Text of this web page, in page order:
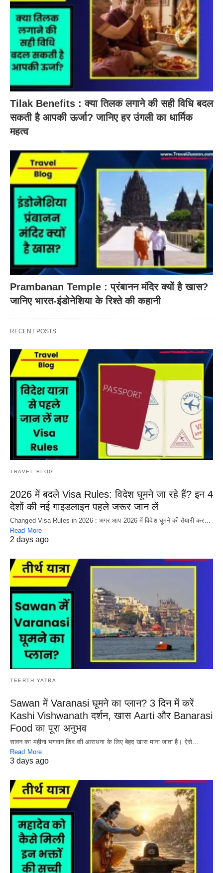
Tilak Benefits : क्या तिलक लगाने की सही विधि बदल
सकती है आपकी ऊर्जा? जानिए हर उंगली का धार्मिक
महत्व
Prambanan Temple : प्रंबानन मंदिर क्यों है खास?
जानिए भारत-इंडोनेशिया के रिश्ते की कहानी
RECENT POSTS
TRAVEL BLOG
2026 में बदले Visa Rules: विदेश घूमने जा रहे हैं? इन 4
देशों की नई गाइडलाइन पहले जरूर जान लें
Changed Visa Rules in 2026 : अगर आप 2026 में विदेश घूमने की तैयारी कर…
Read More
2 days ago
TEERTH YATRA
Sawan में Varanasi घूमने का प्लान? 3 दिन में करें
Kashi Vishwanath दर्शन, खास Aarti और Banarasi
Food का पूरा अनुभव
सावन का महीना भगवान शिव की आराधना के लिए बेहद खास माना जाता है। ऐसे…
Read More
3 days ago